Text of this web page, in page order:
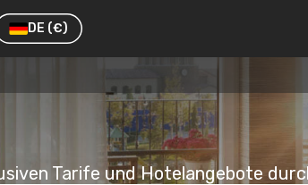
DE (€)
Tarife und Hotelangebote